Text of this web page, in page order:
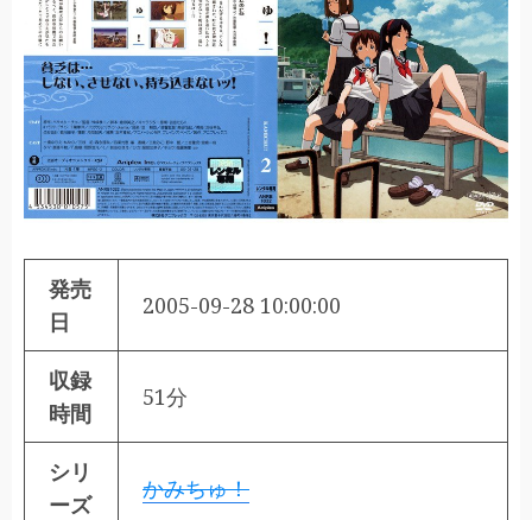
発売
日
2005-09-28 10:00:00
収録
時間
51分
シリ
ーズ
かみちゅ！